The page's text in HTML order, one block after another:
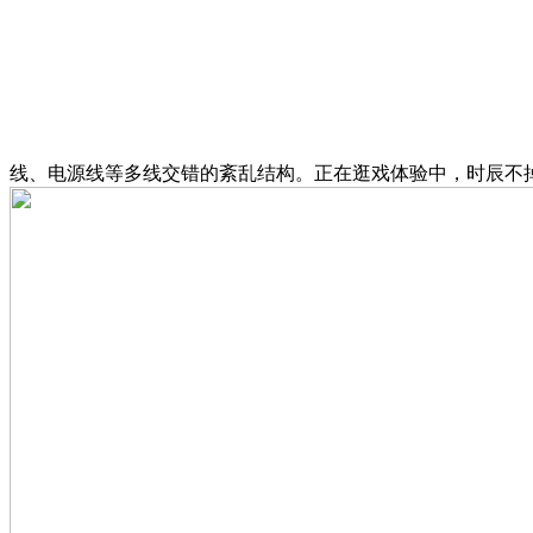
线、电源线等多线交错的紊乱结构。正在逛戏体验中，时辰不